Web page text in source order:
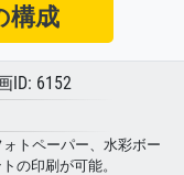
構成
ID: 6152
トペーパー、水彩ボー
の印刷が可能。